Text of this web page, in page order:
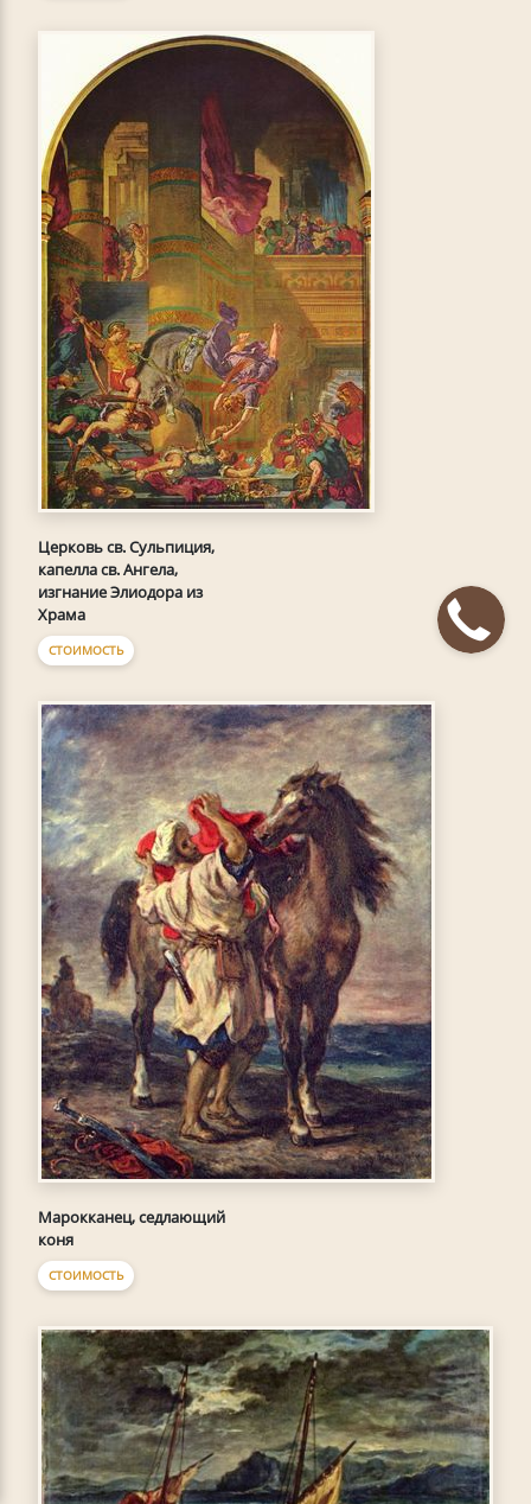
Церковь св. Сульпиция,
капелла св. Ангела,
изгнание Элиодора из
Храма
СТОИМОСТЬ
Марокканец, седлающий
коня
СТОИМОСТЬ